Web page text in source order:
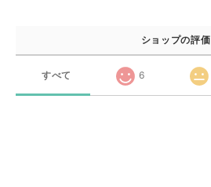
ショップの評価
すべて 6